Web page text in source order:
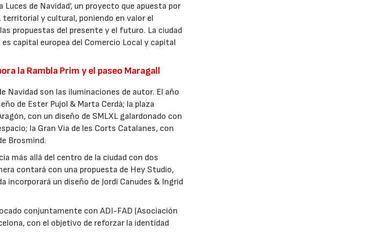
de Navidad', un proyecto que apuesta por
y cultural, poniendo en valor el
propuestas del presente y el futuro. La ciudad
capital europea del Comercio Local y capital
la Rambla Prim y el paseo Maragall
Navidad son las iluminaciones de autor. El año
de Ester Pujol & Marta Cerdà; la plaza
con un diseño de SMLXL galardonado con
la Gran Via de les Corts Catalanes, con
Brosmind.
más allá del centro de la ciudad con dos
contará con una propuesta de Hey Studio,
un diseño de Jordi Canudes & Ingrid
conjuntamente con ADI-FAD (Asociación
con el objetivo de reforzar la identidad